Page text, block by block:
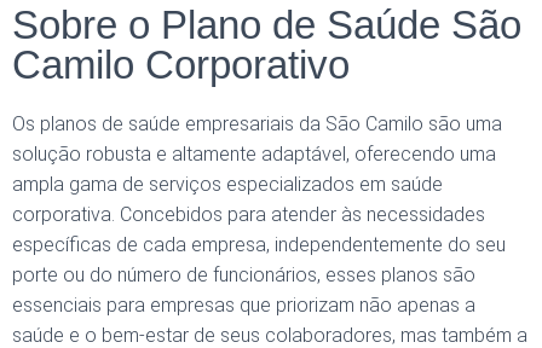
Sobre o Plano de Saúde São
Camilo Corporativo
Os planos de saúde empresariais da São Camilo são uma
solução robusta e altamente adaptável, oferecendo uma
ampla gama de serviços especializados em saúde
corporativa. Concebidos para atender às necessidades
específicas de cada empresa, independentemente do seu
porte ou do número de funcionários, esses planos são
essenciais para empresas que priorizam não apenas a
saúde e o bem-estar de seus colaboradores, mas também a